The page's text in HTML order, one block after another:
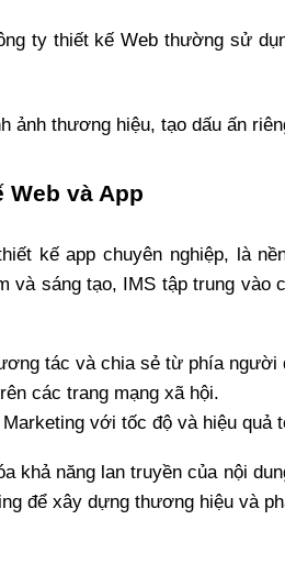
ty thiết kế Web thường sử
ảnh thương hiệu, tạo dấu ấn
và App
kế app chuyên nghiệp, là
sáng tạo, IMS tập trung vào
tác và chia sẻ từ phía người
các trang mạng xã hội.
với tốc độ và hiệu quả
khả năng lan truyền của nội
để xây dựng thương hiệu và